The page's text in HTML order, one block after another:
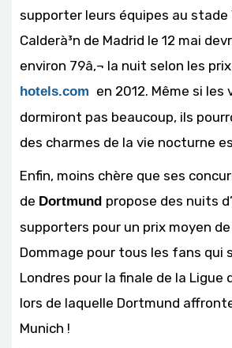
supporter leurs équipes au
Calderà³n de Madrid le 12 mai
environ 79â‚¬ la nuit selon les
hotels.com en 2012. Même si les
dormiront pas beaucoup, ils
des charmes de la vie nocturne
Enfin, moins chère que ses
de Dortmund propose des nuits
supporters pour un prix moyen de
Dommage pour tous les fans qui
Londres pour la finale de la Ligue
lors de laquelle Dortmund
Munich !